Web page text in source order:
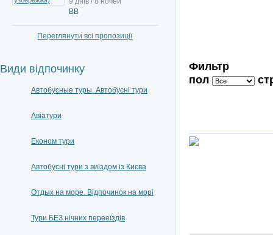
Фильтр
пол
ВВ
Переглянути всі пропозиції
Види відпочинку
Автобусные туры. Автобусні тури
Авіатури
Економ тури
Автобусні тури з виїздом із Києва
Отдых на море. Відпочинок на морі
Тури БЕЗ нічних перееїздів